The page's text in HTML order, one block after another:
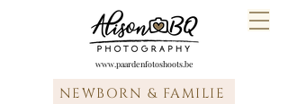
www.paardenfotoshoots.be
NEWBORN & FAMILIE